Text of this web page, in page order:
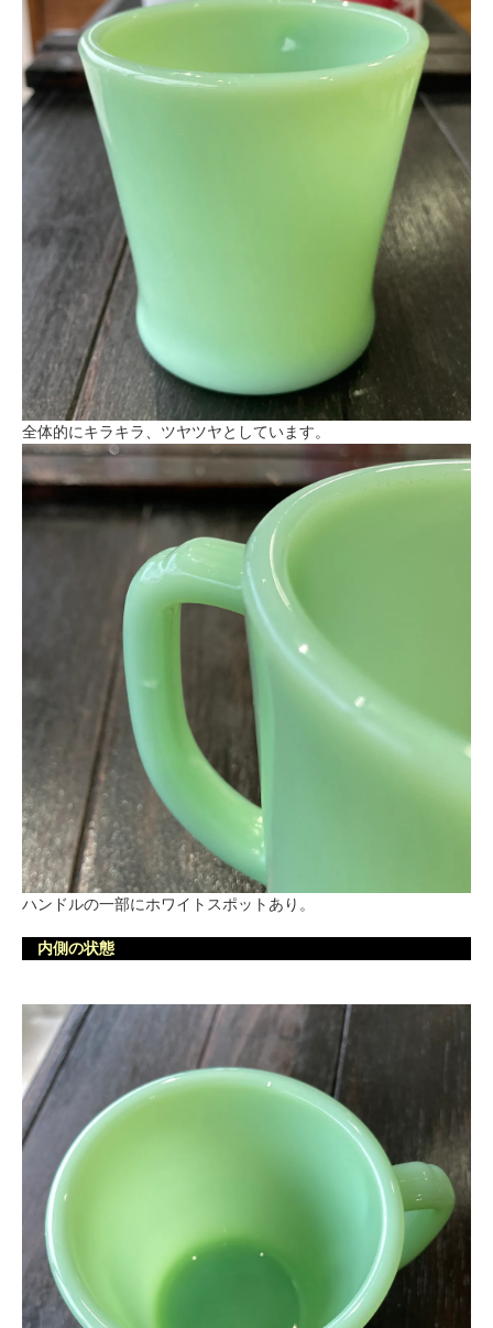
全体的にキラキラ、ツヤツヤとしています。
ハンドルの一部にホワイトスポットあり。
内側の状態